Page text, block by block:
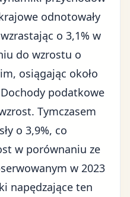
odnotowały
o 3,1% w
do wzrostu o
osiągając około
podatkowe
Tymczasem
o 3,9%, co
w porównaniu ze
w 2023
napędzające ten